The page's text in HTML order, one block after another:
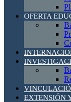
OFERTA
EXTENSIÓN